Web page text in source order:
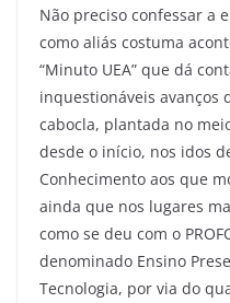
Não preciso confessar a
como aliás costuma
“Minuto UEA” que dá
inquestionáveis avanços
cabocla, plantada no
desde o início, nos idos
Conhecimento aos que
ainda que nos lugares
como se deu com o
denominado Ensino
Tecnologia, por via do